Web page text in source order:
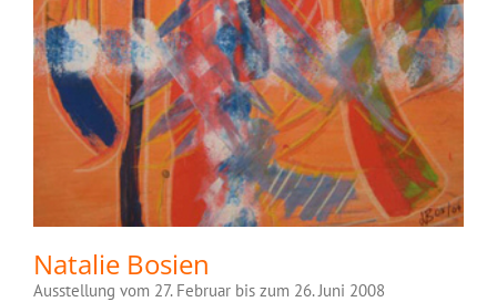
Natalie Bosien
Ausstellung vom 27. Februar bis zum 26. Juni 2008